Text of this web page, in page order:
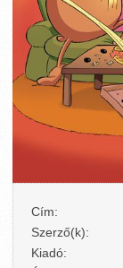
Cím:
Szerző(k):
Kiadó: